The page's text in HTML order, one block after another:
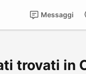
Messaggi
trovati in